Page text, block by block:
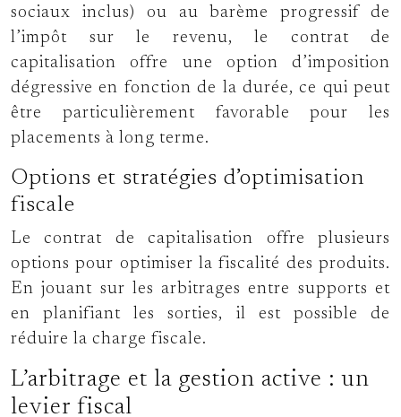
sociaux inclus) ou au barème progressif de
l’impôt sur le revenu, le contrat de
capitalisation offre une option d’imposition
dégressive en fonction de la durée, ce qui peut
être particulièrement favorable pour les
placements à long terme.
Options et stratégies d’optimisation
fiscale
Le contrat de capitalisation offre plusieurs
options pour optimiser la fiscalité des produits.
En jouant sur les arbitrages entre supports et
en planifiant les sorties, il est possible de
réduire la charge fiscale.
L’arbitrage et la gestion active : un
levier fiscal